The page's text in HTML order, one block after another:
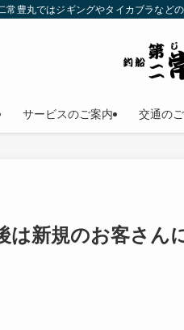
豊丸ではジギングやタイカブラな
サービスのご案内 交通の
は新規のお客さん